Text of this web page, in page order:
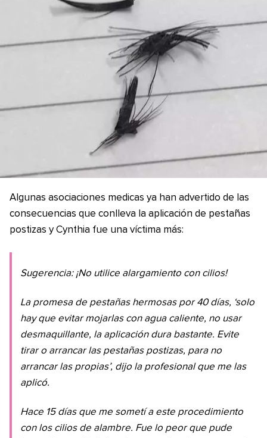
Algunas asociaciones medicas ya han advertido de las
consecuencias que conlleva la aplicación de pestañas
postizas y Cynthia fue una víctima más:
Sugerencia: ¡No utilice alargamiento con cilios!
La promesa de pestañas hermosas por 40 días, ‘solo
hay que evitar mojarlas con agua caliente, no usar
desmaquillante, la aplicación dura bastante. Evite
tirar o arrancar las pestañas postizas, para no
arrancar las propias’, dijo la profesional que me las
aplicó.
Hace 15 días que me sometí a este procedimiento
con los cilios de alambre. Fue lo peor que pude